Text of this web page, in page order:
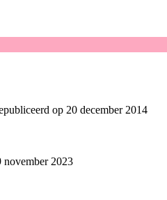
op 20 december 2014
november 2023